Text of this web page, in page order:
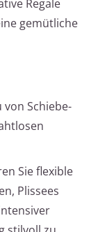
Regale
gemütliche
von Schiebe-
Sie flexible
Plissees